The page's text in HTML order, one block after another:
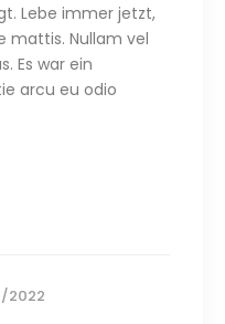
Lebe immer jetzt,
mattis. Nullam vel
. Es war ein
arcu eu odio
2022